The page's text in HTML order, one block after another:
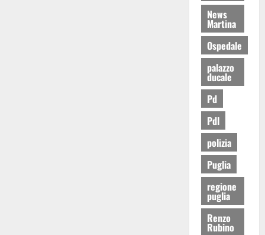
News
Martina
Ospedale
palazzo
ducale
Pd
Pdl
polizia
Puglia
regione
puglia
Renzo
Rubino